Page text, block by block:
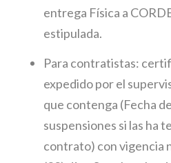
entrega Física a
estipulada.
Para contratistas:
expedido por el
que contenga (Fecha
suspensiones si las ha
contrato) con vigencia